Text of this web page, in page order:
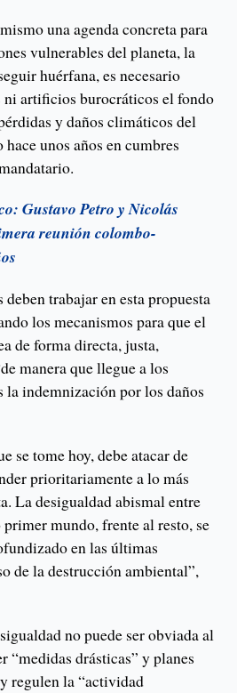
una agenda concreta para
vulnerables del planeta, la
huérfana, es necesario
ni artificios burocráticos el fondo
y daños climáticos del
unos años en cumbres
Gustavo Petro y Nicolás
reunión colombo-
deben trabajar en esta propuesta
los mecanismos para que el
de forma directa, justa,
manera que llegue a los
la indemnización por los daños
se tome hoy, debe atacar de
prioritariamente a lo más
La desigualdad abismal entre
mundo, frente al resto, se
en las últimas
de la destrucción ambiental”,
no puede ser obviada al
“medidas drásticas” y planes
regulen la “actividad